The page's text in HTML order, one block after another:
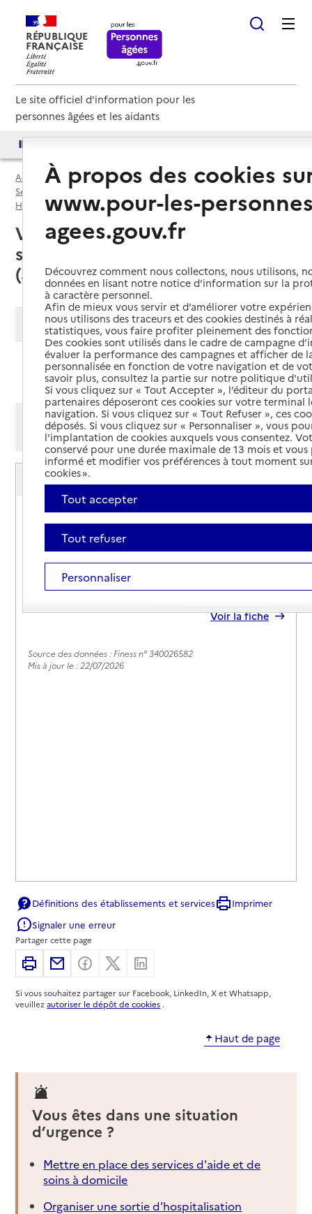
RÉPUBLIQUE
FRANÇAISE
Le site officiel d'information pour les
personnes âgées et les aidants
Accueil
Espace annuaire
Services autonomie à domicile (aide) par département
Hérault (34)
Service autonomie à domicile (aide)
Vendargues (34740) : liste des
services autonomie à domicile
(aide)
Modifier ma recherche
Ajouter cette recherche aux favoris
Afficher les résultats par:
Mode liste
Mode carte
Service autonomie à domicile (aide)
MMH Sp
Adresse
370 rue du Trident
34740-Vendargues
04 99 62 31 17
Contact
Rapport HAS
Voir la fiche
Source des données : Finess n° 340026582
Mis à jour le : 22/07/2026
Définitions des établissements et services
Imprimer
Signaler une erreur
Partager cette page
ImprimerPartager par email
Partager sur Facebook
Partager sur X
Si vous souhaitez partager sur Facebook, LinkedIn, X et Whatsapp,
veuillezautoriser le dépôt de cookies .
Haut de page
Vous êtes dans une situation
d’urgence ?
Mettre en place des services d'aide et de
soins à domicile
Organiser une sortie d'hospitalisation
À propos des cookies
www.pour-les-
agees.gouv.fr
Découvrez comment nous collectons, nous utilisons,
données en lisant notre notice d’information sur la
à caractère personnel.
Afin de mieux vous servir et d’améliorer votre
nous utilisons des traceurs et des cookies destinés à
statistiques, vous faire profiter pleinement des
Des cookies sont utilisés dans le cadre de campagne
évaluer la performance des campagnes et afficher de
personnalisée en fonction de votre navigation et de
savoir plus, consultez la partie sur notre politique
Si vous cliquez sur « Tout Accepter », l’éditeur du
partenaires déposeront ces cookies sur votre terminal
navigation. Si vous cliquez sur « Tout Refuser », ces
déposés. Si vous cliquez sur « Personnaliser », vous
l’implantation de cookies auxquels vous consentez.
conservé pour une durée maximale de 13 mois et
informé et modifier vos préférences à tout moment
cookies ».
Tout accepter
Tout refuser
Personnaliser